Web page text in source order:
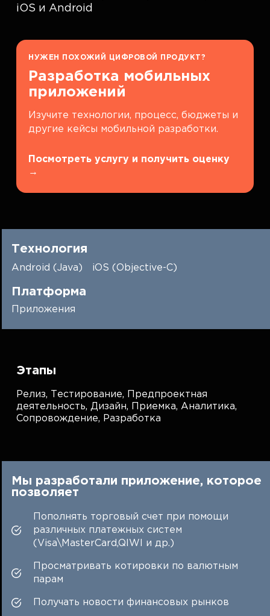
iOS и Android
НУЖЕН ПОХОЖИЙ ЦИФРОВОЙ ПРОДУКТ?
Разработка мобильных
приложений
Изучите технологии, процесс, бюджеты и
другие кейсы мобильной разработки.
Посмотреть услугу и получить оценку
→
Технология
Android (Java) iOS (Objective-C)
Платформа
Приложения
Этапы
Релиз, Тестирование,
Предпроектная
деятельность,Дизайн, Приемка,Аналитика,
Сопровождение, Разработка
Мы разработали приложение, которое
позволяет
Пополнять торговый счет при помощи
различных платежных систем
(Visa\MasterCard,QIWI и др.)
Просматривать котировки по валютным
парам
Получать новости финансовых рынков